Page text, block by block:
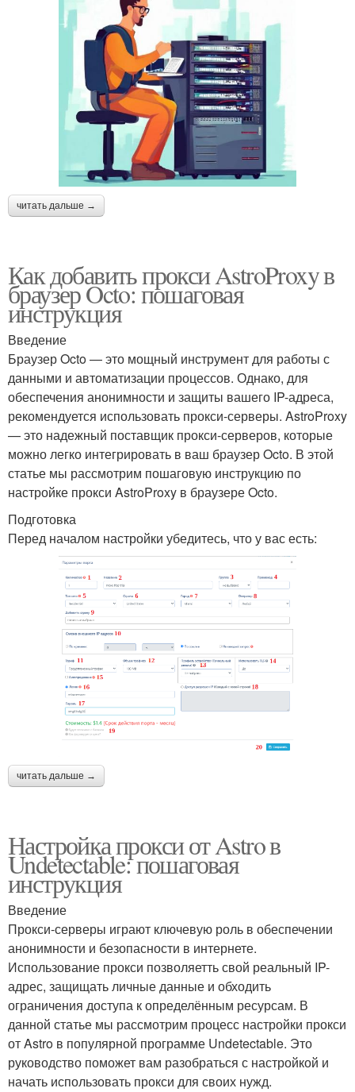
читать дальше →
Как добавить прокси AstroProxy в
браузер Octo: пошаговая
инструкция
Введение
Браузер Octo — это мощный инструмент для работы с
данными и автоматизации процессов. Однако, для
обеспечения анонимности и защиты вашего IP-адреса,
рекомендуется использовать прокси-серверы. AstroProxy
— это надежный поставщик прокси-серверов, которые
можно легко интегрировать в ваш браузер Octo. В этой
статье мы рассмотрим пошаговую инструкцию по
настройке прокси AstroProxy в браузере Octo.
Подготовка
Перед началом настройки убедитесь, что у вас есть:
читать дальше →
Настройка прокси от Astro в
Undetectable: пошаговая
инструкция
Введение
Прокси-серверы играют ключевую роль в обеспечении
анонимности и безопасности в интернете.
Использование прокси позволяетть свой реальный IP-
адрес, защищать личные данные и обходить
ограничения доступа к определённым ресурсам. В
данной статье мы рассмотрим процесс настройки прокси
от Astro в популярной программе Undetectable. Это
руководство поможет вам разобраться с настройкой и
начать использовать прокси для своих нужд.